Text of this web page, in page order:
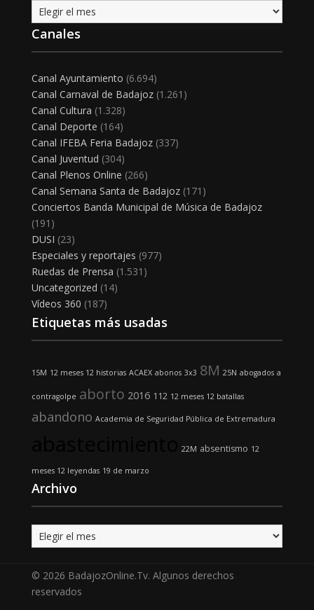
Archivo
Canales
Canal Ayuntamiento (6.694)
Canal Carnaval de Badajoz(1.261)
Canal Cultura (1.328)
Canal Deporte (164)
Canal IFEBA Feria Badajoz(337)
Canal Juventud (304)
Canal Plenos Online (266)
Canal Semana Santa de Badajoz(171)
Conciertos Banda Municipal de Música de Badajoz
(191)
DUSI (23)
Especiales y reportajes (977)
Ruedas de Prensa (1.531)
Uncategorized (14)
Vídeos 360 (187)
Etiquetas más usadas
15M 12 meses 12 historias ACAEX abonos 3x3 8M 25N abogados a
contragolpe aborto 2016 112 12 meses 12 batallas
abandono Academia de Seguridad Pública de Extremadura
22M absentismo 12
meses 12 leyendas 19 de marzo
Archivo
Archivo
© 2026 BadajozOnline.Tv. Algunos derechos
reservados